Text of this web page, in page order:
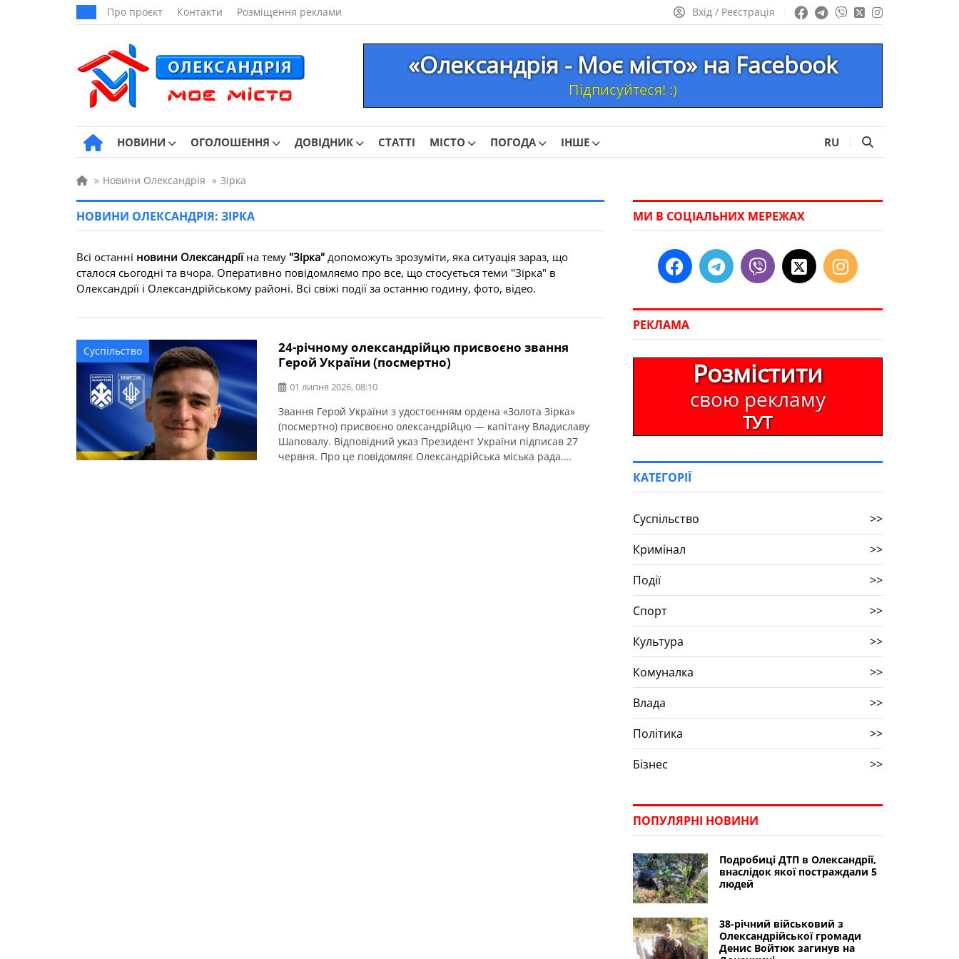
Про проєкт Контакти Розміщення реклами Вхід / Реєстрація
«Олександрія - Моє місто» на Facebook
Підписуйтеся! :)
НОВИНИ ОГОЛОШЕННЯ ДОВІДНИК СТАТТІ МІСТО ПОГОДА ІНШЕ RU
» Новини Олександрія » Зірка
НОВИНИ ОЛЕКСАНДРІЯ: ЗІРКА
Всі останні новини Олександріїна тему "Зірка" допоможуть зрозуміти, яка ситуація зараз, що
сталося сьогодні та вчора. Оперативно повідомляємо про все, що стосується теми "Зірка" в
Олександрії і Олександрійському районі. Всі свіжі події за останню годину, фото, відео.
Суспільство
24-річному олександрійцю присвоєно звання
Герой України (посмертно)
01 липня 2026, 08:10
Звання Герой України з удостоєнням ордена «Золота Зірка»
(посмертно) присвоєно олександрійцю — капітану Владиславу
Шаповалу. Відповідний указ Президент України підписав 27
червня. Про це повідомляє Олександрійська міська рада.
МИ В СОЦІАЛЬНИХ МЕРЕЖАХ
РЕКЛАМА
Розмістити
свою рекламу
ТУТ
КАТЕГОРІЇ
Суспільство
>>
Кримінал
>>
Події
>>
Спорт
>>
Культура
>>
Комуналка
>>
Влада
>>
Політика
>>
Бізнес
>>
ПОПУЛЯРНІ НОВИНИ
Подробиці ДТП в Олександрії,
внаслідок якої постраждали 5
людей
38-річний військовий з
Олександрійської громади
Денис Войтюк загинув на